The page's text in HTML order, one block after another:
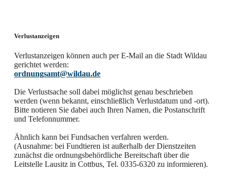
Verlustanzeigen
Verlustanzeigen können auch per E-Mail an die Stadt Wildau
gerichtet werden:
ordnungsamt@wildau.de
Die Verlustsache soll dabei möglichst genau beschrieben
werden (wenn bekannt, einschließlich Verlustdatum und -ort).
Bitte notieren Sie dabei auch Ihren Namen, die Postanschrift
und Telefonnummer.
Ähnlich kann bei Fundsachen verfahren werden.
(Ausnahme: bei Fundtieren ist außerhalb der Dienstzeiten
zunächst die ordnungsbehördliche Bereitschaft über die
Leitstelle Lausitz in Cottbus, Tel. 0335-6320 zu informieren).